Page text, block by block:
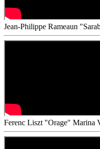
Jean-Philippe Rameaun
Ferenc Liszt "Orage" Marina